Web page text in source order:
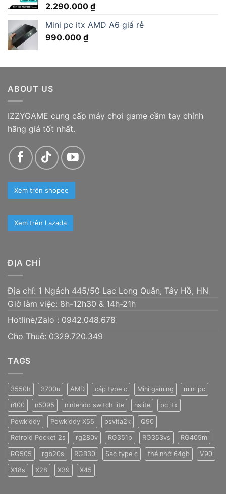
2.290.000 ₫
Mini pc itx AMD A6 giá rẻ
990.000 ₫
ABOUT US
IZZYGAME cung cấp máy chơi game cầm tay chính
hãng giá tốt nhất.
Xem trên shopee
Xem trên Lazada
ĐỊA CHỈ
Địa chỉ: 1 Ngách 445/50 Lạc Long Quân, Tây Hồ, HN
Giờ làm việc: 8h-12h30 & 14h-21h
Hotline/Zalo : 0942.048.678
Cho Thuê: 0329.720.349
TAGS
3550h 3700u AMD cáp type c Mini gaming mini pc
n100 n5095 nintendo switch lite nslite pc itx
Powkiddy Powkiddy X55 psvita2k Q90
Retroid Pocket 2s rg280v RG351p RG353vs RG405m
RG505 rgb20s RGB30 Sạc type c thẻ nhớ 64gb V90
X18s X28 X39 X45